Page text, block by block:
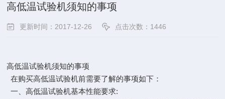
高低温试验机须知的事项
更新时间：2017-12-26 点击次数：1446
高低温试验机须知的事项
在购买高低温试验机前需要了解的事项如下：
一、高低温试验机基本性能要求: